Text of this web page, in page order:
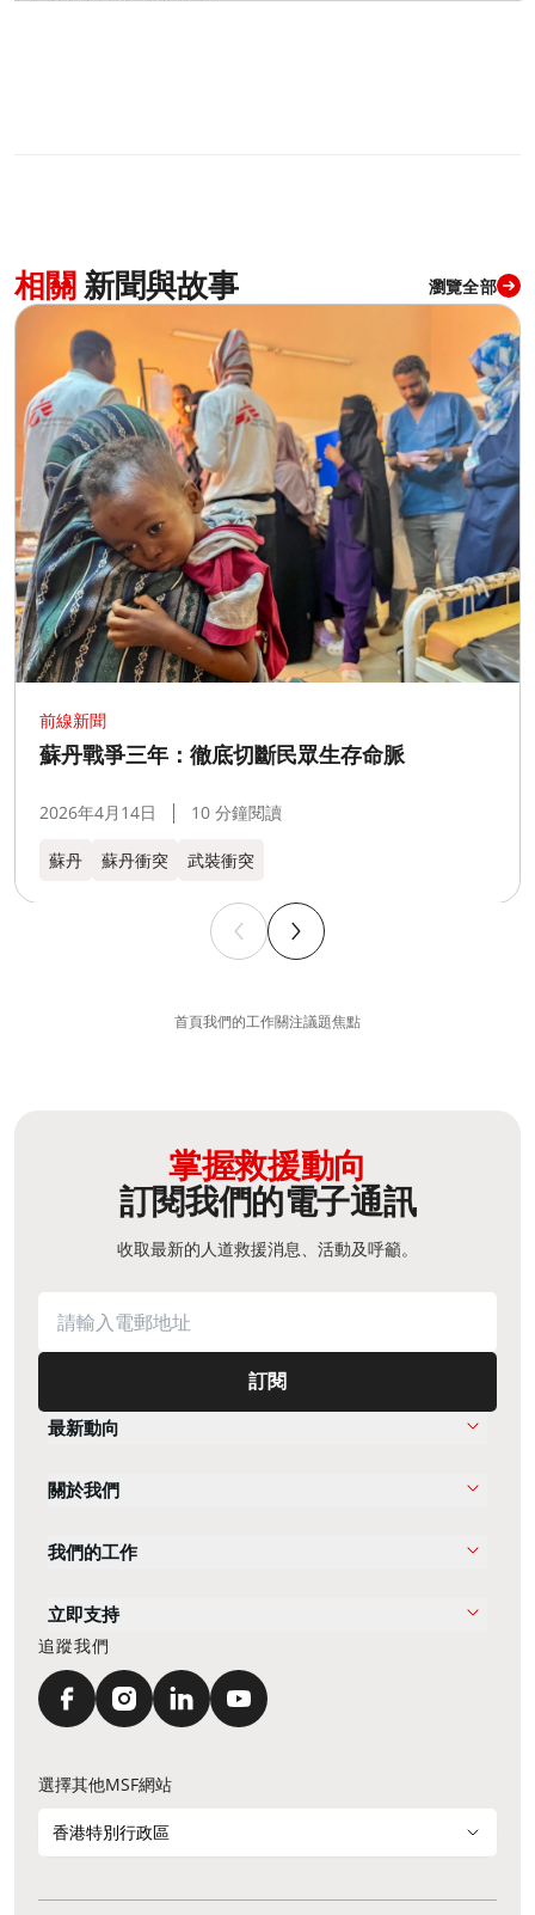
相關 新聞與故事 瀏覽全部
前線新聞
蘇丹戰爭三年：徹底切斷民眾生存命脈
2026年4月14日 10 分鐘閱讀
蘇丹​ 蘇丹衝突 武裝衝突
首頁我們的工作關注議題焦點
掌握救援動向
訂閱我們的電子通訊
收取最新的人道救援消息、活動及呼籲。
訂閱
最新動向
關於我們
我們的工作
立即支持
追蹤我們
選擇其他MSF網站
香港特別行政區